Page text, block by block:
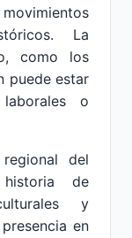
La
como los
puede estar
o
del
de
y
en